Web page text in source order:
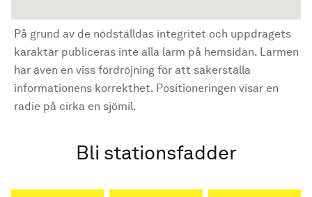
På grund av de nödställdas integritet och uppdragets
karaktär publiceras inte alla larm på hemsidan. Larmen
har även en viss fördröjning för att säkerställa
informationens korrekthet. Positioneringen visar en
radie på cirka en sjömil.
Bli stationsfadder